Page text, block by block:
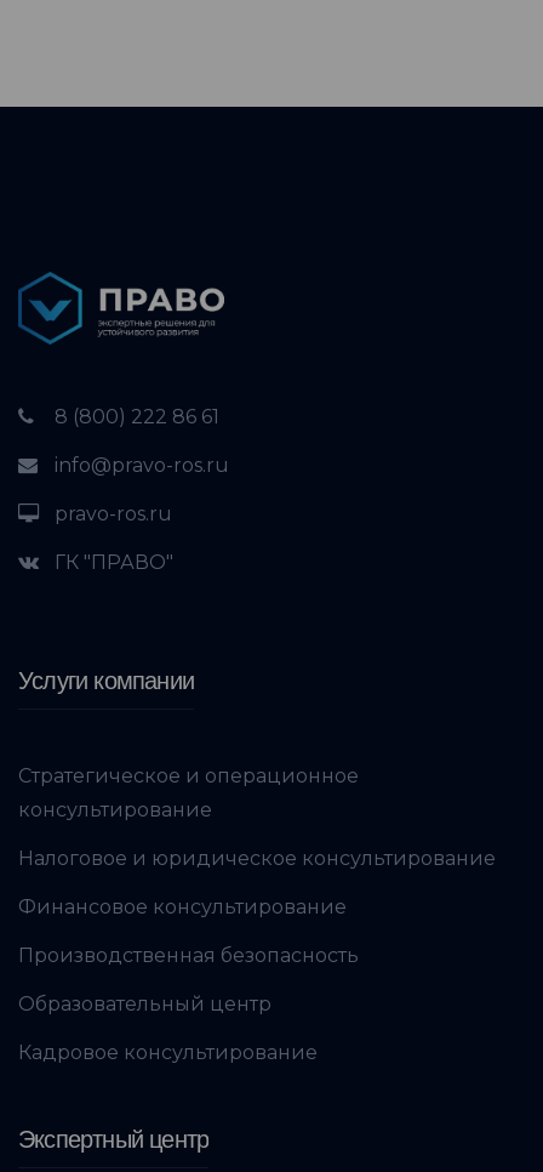
8 (800) 222 86 61
info@pravo-ros.ru
pravo-ros.ru
ГК "ПРАВО"
Услуги компании
Стратегическое и операционное
консультирование
Налоговое и юридическое консультирование
Финансовое консультирование
Производственная безопасность
Образовательный центр
Кадровое консультирование
Экспертный центр